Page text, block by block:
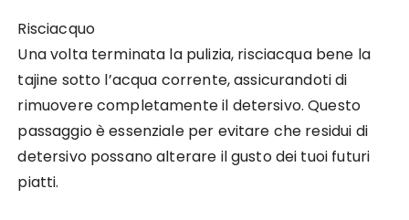
Risciacquo
Una volta terminata la pulizia, risciacqua bene la
tajine sotto l’acqua corrente, assicurandoti di
rimuovere completamente il detersivo. Questo
passaggio è essenziale per evitare che residui di
detersivo possano alterare il gusto dei tuoi futuri
piatti.